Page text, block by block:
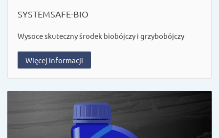
SYSTEMSAFE-BIO
Wysoce skuteczny środek biobójczy i grzybobójczy
Więcej informacji